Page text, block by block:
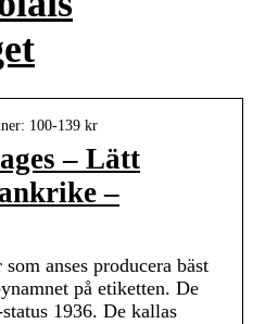
100-139 kr
– Lätt
–
anses producera bäst
på etiketten. De
1936. De kallas